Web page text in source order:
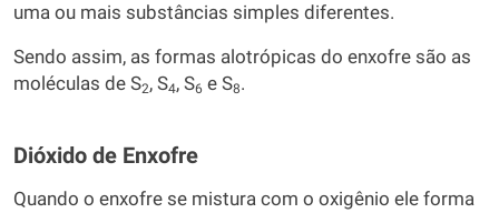
uma ou mais substâncias simples diferentes.
Sendo assim, as formas alotrópicas do enxofre são as
moléculas de S2, S4, S6 e S8.
Dióxido de Enxofre
Quando o enxofre se mistura com o oxigênio ele forma